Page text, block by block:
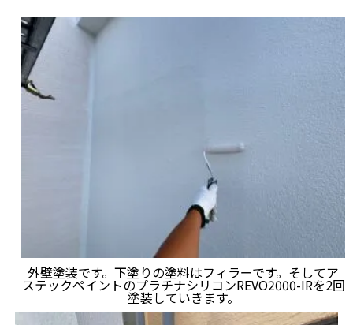
外壁塗装です。下塗りの塗料はフィラーです。そしてア
ステックペイントのプラチナシリコンREVO2000-IRを2回
塗装していきます。